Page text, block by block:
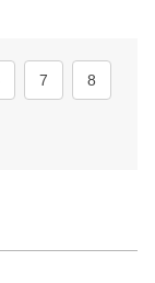
7 8